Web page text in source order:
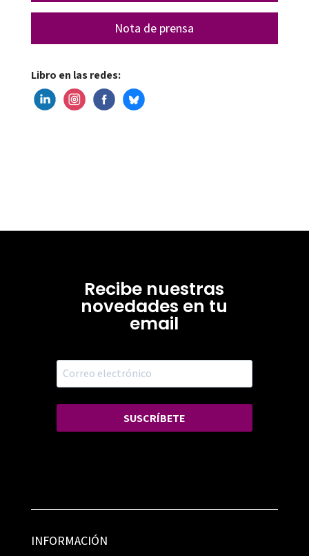
Nota de prensa
Libro en las redes:
Recibe nuestras
novedades en tu
email
SUSCRÍBETE
INFORMACIÓN